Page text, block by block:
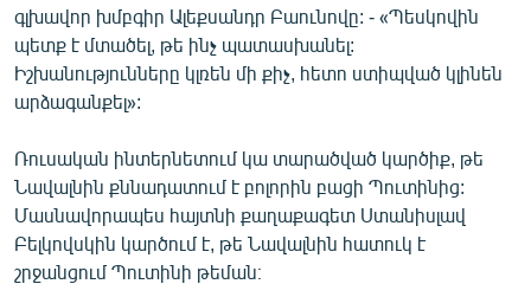
գլխավոր խմբգիր Ալեքսանդր Բաունովը: - «Պեսկովին
պետք է մտածել, թե ինչ պատասխանել:
Իշխանությունները կլռեն մի քիչ, հետո ստիպված կլինեն
արձագանքել»:
Ռուսական ինտերնետում կա տարածված կարծիք, թե
Նավալնին քննադատում է բոլորին բացի Պուտինից:
Մասնավորապես հայտնի քաղաքագետ Ստանիսլավ
Բելկովսկին կարծում է, թե Նավալնին հատուկ է
շրջանցում Պուտինի թեման։